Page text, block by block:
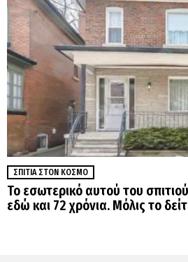
ΣΠΊΤΙΑ ΣΤΟΝ ΚΌΣΜΟ
Το εσωτερικό αυτού του
εδώ και 72 χρόνια. Μόλις το